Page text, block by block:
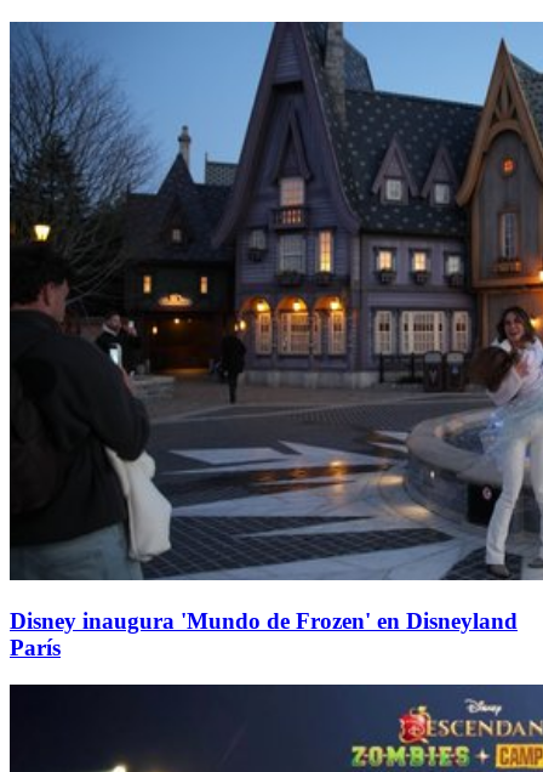
Disney inaugura 'Mundo de Frozen' en Disneyland
París